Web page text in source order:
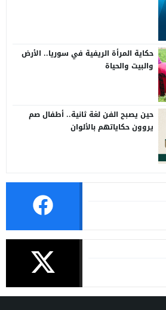
حكاية المرأة الريفية في سوريا.. الأرض
والبيت والحياة
حين يصبح الفن لغة ثانية.. أطفال صم
يروون حكاياتهم بالألوان